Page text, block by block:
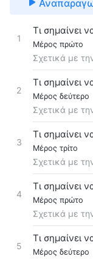
1
Τι σημαίνει
Μέρος πρώτο
Σχετικά με
2
Τι σημαίνει
Μέρος δεύτερο
Σχετικά με
3
Τι σημαίνει
Μέρος τρίτο
Σχετικά με
4
Τι σημαίνει
Μέρος πρώτο
Σχετικά με
5
Τι σημαίνει
Μέρος δεύτερο